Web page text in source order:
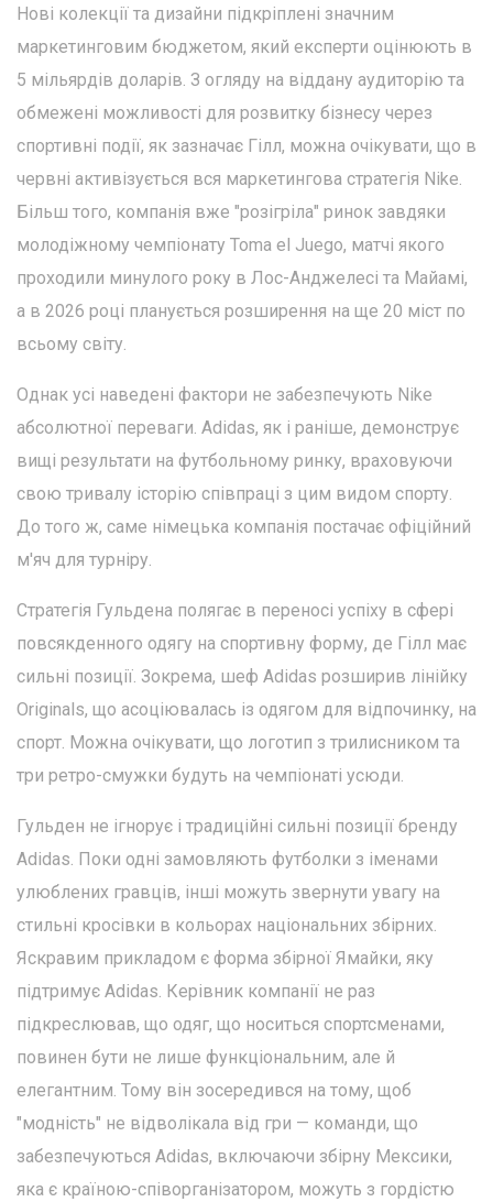
Нові колекції та дизайни підкріплені значним
маркетинговим бюджетом, який експерти оцінюють в
5 мільярдів доларів. З огляду на віддану аудиторію та
обмежені можливості для розвитку бізнесу через
спортивні події, як зазначає Гілл, можна очікувати, що в
червні активізується вся маркетингова стратегія Nike.
Більш того, компанія вже "розігріла" ринок завдяки
молодіжному чемпіонату Toma el Juego, матчі якого
проходили минулого року в Лос-Анджелесі та Майамі,
а в 2026 році планується розширення на ще 20 міст по
всьому світу.
Однак усі наведені фактори не забезпечують Nike
абсолютної переваги. Adidas, як і раніше, демонструє
вищі результати на футбольному ринку, враховуючи
свою тривалу історію співпраці з цим видом спорту.
До того ж, саме німецька компанія постачає офіційний
м'яч для турніру.
Стратегія Гульдена полягає в переносі успіху в сфері
повсякденного одягу на спортивну форму, де Гілл має
сильні позиції. Зокрема, шеф Adidas розширив лінійку
Originals, що асоціювалась із одягом для відпочинку, на
спорт. Можна очікувати, що логотип з трилисником та
три ретро-смужки будуть на чемпіонаті усюди.
Гульден не ігнорує і традиційні сильні позиції бренду
Adidas. Поки одні замовляють футболки з іменами
улюблених гравців, інші можуть звернути увагу на
стильні кросівки в кольорах національних збірних.
Яскравим прикладом є форма збірної Ямайки, яку
підтримує Adidas. Керівник компанії не раз
підкреслював, що одяг, що носиться спортсменами,
повинен бути не лише функціональним, але й
елегантним. Тому він зосередився на тому, щоб
"модність" не відволікала від гри — команди, що
забезпечуються Adidas, включаючи збірну Мексики,
яка є країною-співорганізатором, можуть з гордістю